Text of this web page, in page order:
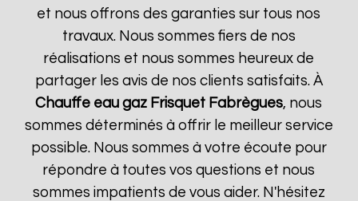
et nous offrons des garanties sur tous nos
travaux. Nous sommes fiers de nos
réalisations et nous sommes heureux de
partager les avis de nos clients satisfaits. À
Chauffe eau gaz Frisquet Fabrègues, nous
sommes déterminés à offrir le meilleur service
possible. Nous sommes à votre écoute pour
répondre à toutes vos questions et nous
sommes impatients de vous aider. N'hésitez